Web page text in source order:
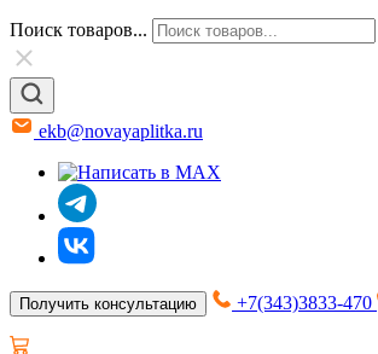
Поиск товаров...
ekb@novayaplitka.ru
Получить консультацию +7(343)3833-470